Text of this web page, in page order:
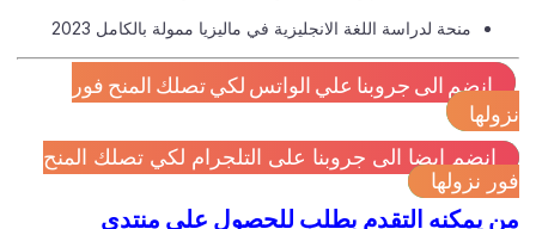
منحة لدراسة اللغة الانجليزية في ماليزيا ممولة بالكامل 2023
انضم الى جروبنا علي الواتس لكي تصلك المنح فور
انضم ايضا الى جروبنا على التلجرام لكي تصلك المنح
نزولها
يمكنه التقدم بطلب للحصول على منتدى